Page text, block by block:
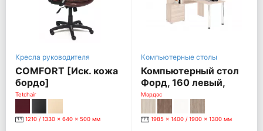
Кресла руководителя
COMFORT [Иск. кожа
бордо]
Tetchair
1210 / 1330 x 640 x 500 мм
Компьютерные столы
Компьютерный стол
Форд, 160 левый,
карамель
Мэрдэс
1985 x 1400 / 1900 x 1300 мм